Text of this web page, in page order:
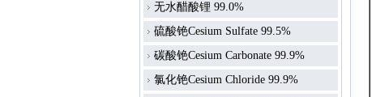
无水醋酸锂 99.0%
硫酸铯Cesium Sulfate 99.5%
碳酸铯Cesium Carbonate 99.9%
氯化铯Cesium Chloride 99.9%